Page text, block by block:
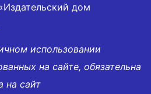
дом
использовании
на сайте, обязательна
на сайт